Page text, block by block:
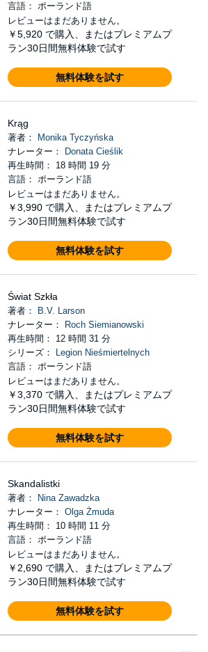
言語： ポーランド語
レビューはまだありません。
￥5,920 で購入、またはプレミアムプ
ラン30日間無料体験で試す
無料体験を試す
Krąg
著者：
Monika Tyczyńska
ナレーター：
Donata Cieślik
再生時間： 18 時間 19 分
言語： ポーランド語
レビューはまだありません。
￥3,990 で購入、またはプレミアムプ
ラン30日間無料体験で試す
無料体験を試す
Świat Szkła
著者：
B.V. Larson
ナレーター：
Roch Siemianowski
再生時間： 12 時間 31 分
シリーズ：
Legion Nieśmiertelnych
言語： ポーランド語
レビューはまだありません。
￥3,370 で購入、またはプレミアムプ
ラン30日間無料体験で試す
無料体験を試す
Skandalistki
著者：
Nina Zawadzka
ナレーター： Olga Żmuda
再生時間： 10 時間 11 分
言語： ポーランド語
レビューはまだありません。
￥2,690 で購入、またはプレミアムプ
ラン30日間無料体験で試す
無料体験を試す